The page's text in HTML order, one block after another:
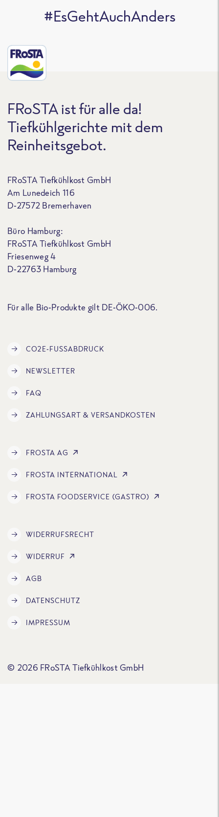
#EsGehtAuchAnders
FRoSTA ist für alle da!
Tiefkühlgerichte mit dem
Reinheitsgebot.
FRoSTA Tiefkühlkost GmbH
Am Lunedeich 116
D-27572 Bremerhaven
Büro Hamburg:
FRoSTA Tiefkühlkost GmbH
Friesenweg 4
D-22763 Hamburg
Für alle Bio-Produkte gilt DE-ÖKO-006.
CO2E-FUSSABDRUCK
NEWSLETTER
FAQ
ZAHLUNGSART & VERSANDKOSTEN
FROSTA AG
FROSTA INTERNATIONAL
FROSTA FOODSERVICE (GASTRO)
WIDERRUFSRECHT
WIDERRUF
AGB
DATENSCHUTZ
IMPRESSUM
© 2026 FRoSTA Tiefkühlkost GmbH